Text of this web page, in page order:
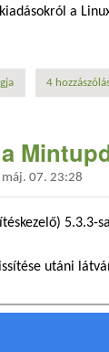
a
18, 18.1 és 18.2
4
07. 23:28
5.3.3-
utáni